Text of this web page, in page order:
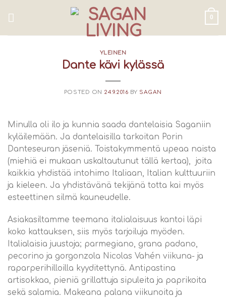
0
YLEINEN
Dante kävi kylässä
POSTED ON 24.9.2016 BY SAGAN
Minulla oli ilo ja kunnia saada dantelaisia Saganiin
kyläilemään. Ja dantelaisilla tarkoitan Porin
Danteseuran jäseniä. Toistakymmentä upeaa naista
(miehiä ei mukaan uskaltautunut tällä kertaa), joita
kaikkia yhdistää intohimo Italiaan, Italian kulttuuriin
ja kieleen. Ja yhdistävänä tekijänä totta kai myös
esteettinen silmä kauneudelle.
Asiakasiltamme teemana italialaisuus kantoi läpi
koko kattauksen, siis myös tarjoiluja myöden.
Italialaisia juustoja; parmegiano, grana padano,
pecorino ja gorgonzola Nicolas Vahén viikuna- ja
raparperihilloilla kyyditettynä. Antipastina
artisokkaa, pieniä grillattuja sipuleita ja paprikoita
sekä salamia. Makeana palana viikunoita ja